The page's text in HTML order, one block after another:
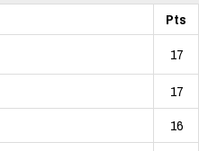
Pts
17
17
16